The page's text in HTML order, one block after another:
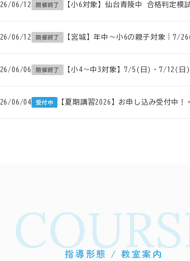
06/12 開催終了 【小6対象】仙台青陵中 合格判定模
06/12 開催終了 【宮城】年中～小6の親子対象｜7/
06/06 開催終了 【小4～中3対象】7/5(日)・7/12(日
06/04 受付中 【夏期講習2026】お申し込み受付中
指導形態 / 教室案内